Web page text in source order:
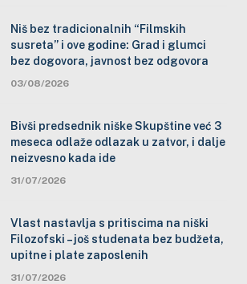
Niš bez tradicionalnih “Filmskih
susreta” i ove godine: Grad i glumci
bez dogovora, javnost bez odgovora
03/08/2026
Bivši predsednik niške Skupštine već 3
meseca odlaže odlazak u zatvor, i dalje
neizvesno kada ide
31/07/2026
Vlast nastavlja s pritiscima na niški
Filozofski – još studenata bez budžeta,
upitne i plate zaposlenih
31/07/2026